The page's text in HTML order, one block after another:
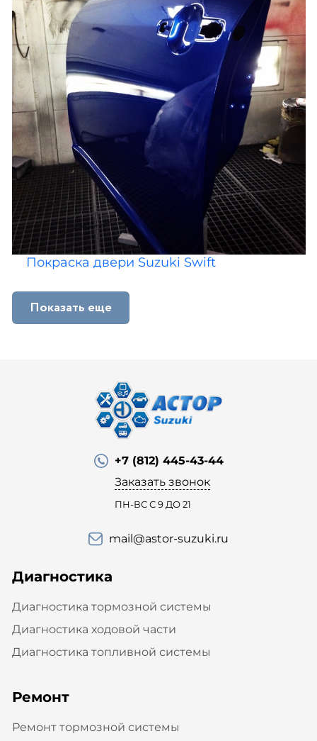
Покраска двери Suzuki Swift
Показать еще
+7 (812) 445-43-44
Заказать звонок
ПН-ВС С 9 ДО 21
mail@astor-suzuki.ru
Диагностика
Диагностика тормозной системы
Диагностика ходовой части
Диагностика топливной системы
Ремонт
Ремонт тормозной системы